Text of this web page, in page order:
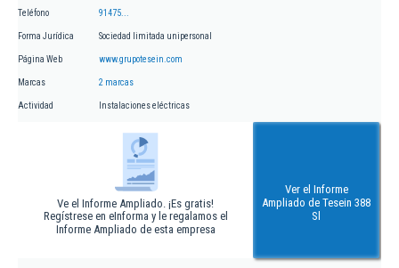
Teléfono 91475...
Forma Jurídica Sociedad limitada unipersonal
Página Web www.grupotesein.com
Marcas 2 marcas
Actividad Instalaciones eléctricas
Ve el Informe Ampliado. ¡Es gratis!
Regístrese en eInforma y le regalamos el
Informe Ampliado de esta empresa
Ver el Informe
Ampliado de Tesein 388
Sl